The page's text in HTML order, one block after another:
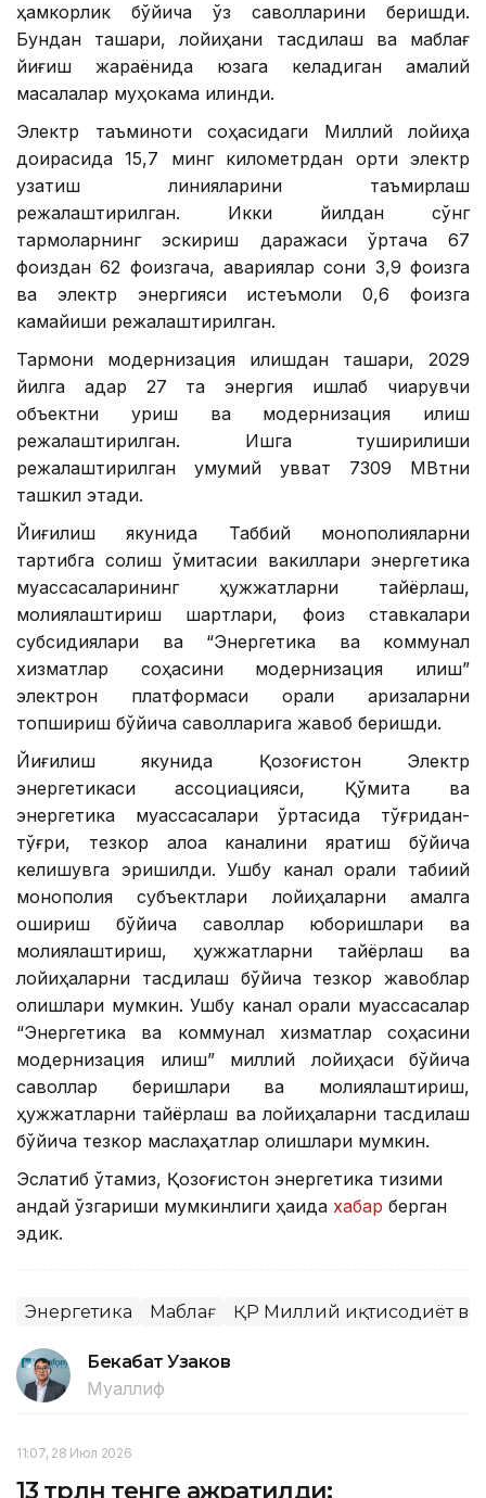
ҳамкорлик бўйича ўз саволларини беришди.
Бундан ташқари, лойиҳани тасдиқлаш ва маблағ
йиғиш жараёнида юзага келадиган амалий
масалалар муҳокама қилинди.
Электр таъминоти соҳасидаги Миллий лойиҳа
доирасида 15,7 минг километрдан ортиқ электр
узатиш линияларини таъмирлаш
режалаштирилган. Икки йилдан сўнг
тармоқларнинг эскириш даражаси ўртача 67
фоиздан 62 фоизгача, авариялар сони 3,9 фоизга
ва электр энергияси истеъмоли 0,6 фоизга
камайиши режалаштирилган.
Тармоқни модернизация қилишдан ташқари, 2029
йилга қадар 27 та энергия ишлаб чиқарувчи
объектни қуриш ва модернизация қилиш
режалаштирилган. Ишга туширилиши
режалаштирилган умумий қувват 7309 МВтни
ташкил этади.
Йиғилиш якунида Таббий монополияларни
тартибга солиш қўмитасии вакиллари энергетика
муассасаларининг ҳужжатларни тайёрлаш,
молиялаштириш шартлари, фоиз ставкалари
субсидиялари ва “Энергетика ва коммунал
хизматлар соҳасини модернизация қилиш”
электрон платформаси орқали аризаларни
топшириш бўйича саволларига жавоб беришди.
Йиғилиш якунида Қозоғистон Электр
энергетикаси ассоциацияси, Қўмита ва
энергетика муассасалари ўртасида тўғридан-
тўғри, тезкор алоқа каналини яратиш бўйича
келишувга эришилди. Ушбу канал орқали табиий
монополия субъектлари лойиҳаларни амалга
ошириш бўйича саволлар юборишлари ва
молиялаштириш, ҳужжатларни тайёрлаш ва
лойиҳаларни тасдиқлаш бўйича тезкор жавоблар
олишлари мумкин. Ушбу канал орқали муассасалар
“Энергетика ва коммунал хизматлар соҳасини
модернизация қилиш” миллий лойиҳаси бўйича
саволлар беришлари ва молиялаштириш,
ҳужжатларни тайёрлаш ва лойиҳаларни тасдиқлаш
бўйича тезкор маслаҳатлар олишлари мумкин.
Эслатиб ўтамиз, Қозоғистон энергетика тизими
қандай ўзгариши мумкинлиги ҳақида хабар берган
эдик.
Энергетика Маблағ ҚР Миллий иқтисодиёт
Бекабат Узаков
Муаллиф
11:07, 28 Июл 2026
13 трлн тенге ажратилди: